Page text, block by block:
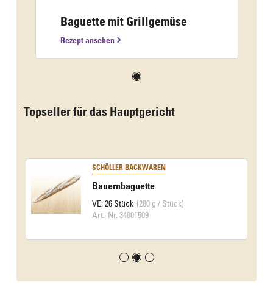
Baguette mit Grillgemüse
Rezept ansehen
Topseller für das Hauptgericht
SCHÖLLER BACKWAREN
Bauernbaguette
VE: 26 Stück (280 g / Stück)
Art.-Nr. 34001509